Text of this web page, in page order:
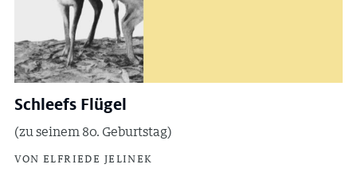
Schleefs Flügel
(zu seinem 80. Geburtstag)
VON ELFRIEDE JELINEK